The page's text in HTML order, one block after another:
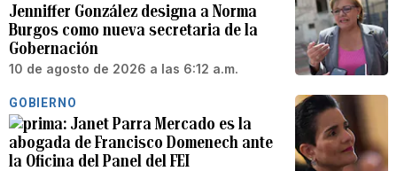
Jenniffer González designa a Norma
Burgos como nueva secretaria de la
Gobernación
10 de agosto de 2026 a las 6:12 a.m.
GOBIERNO
Janet Parra Mercado es la
abogada de Francisco Domenech ante
la Oficina del Panel del FEI